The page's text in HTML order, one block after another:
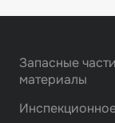
Запасные
материалы